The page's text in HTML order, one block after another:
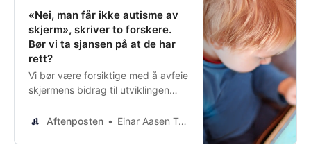
«Nei, man får ikke autisme av
skjerm», skriver to forskere.
Bør vi ta sjansen på at de har
rett?
Vi bør være forsiktige med å avfeie
skjermens bidrag til utviklingen
skremselspropaganda.
Aftenposten Einar Aasen Tryti